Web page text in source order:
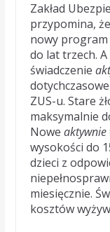
Zakład
przypomina,
nowy program
do lat trzech.
świadczenie
ZUS-u. Stare
maksymalnie
Nowe aktywnie
wysokości do
dzieci z
miesięcznie.
kosztów